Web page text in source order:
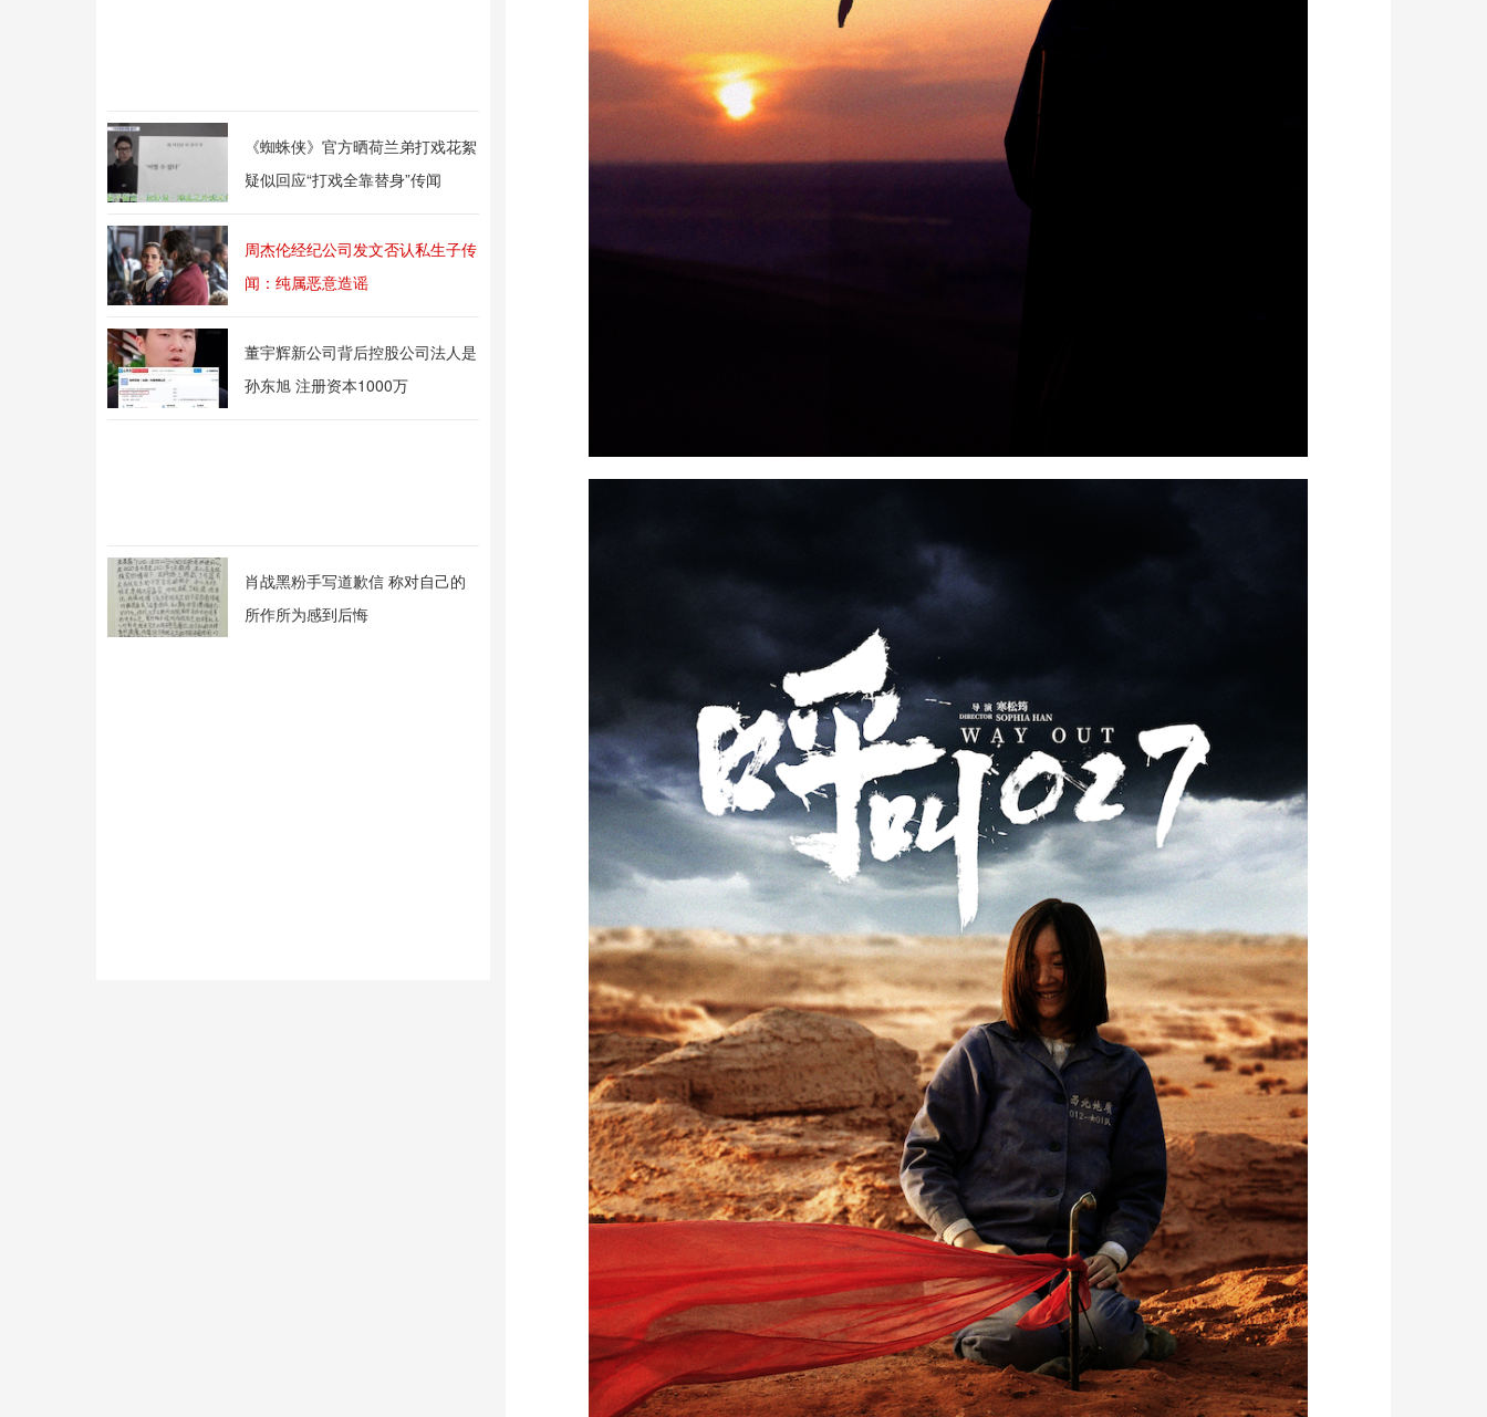
《蜘蛛侠》官方晒荷兰弟打戏花絮
疑似回应“打戏全靠替身”传闻
周杰伦经纪公司发文否认私生子传
闻：纯属恶意造谣
董宇辉新公司背后控股公司法人是
孙东旭 注册资本1000万
肖战黑粉手写道歉信 称对自己的
所作所为感到后悔